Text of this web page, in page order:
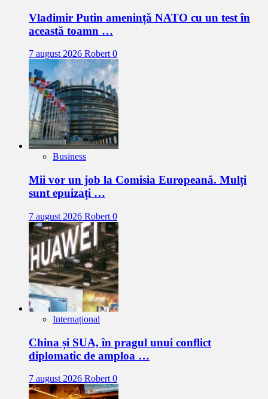
Vladimir Putin amenință NATO cu un test în
această toamn …
7 august 2026 Robert0
Business
Mii vor un job la Comisia Europeană. Mulți
sunt epuizați …
7 august 2026 Robert 0
Internațional
China și SUA, în pragul unui conflict
diplomatic de amploa …
7 august 2026 Robert 0